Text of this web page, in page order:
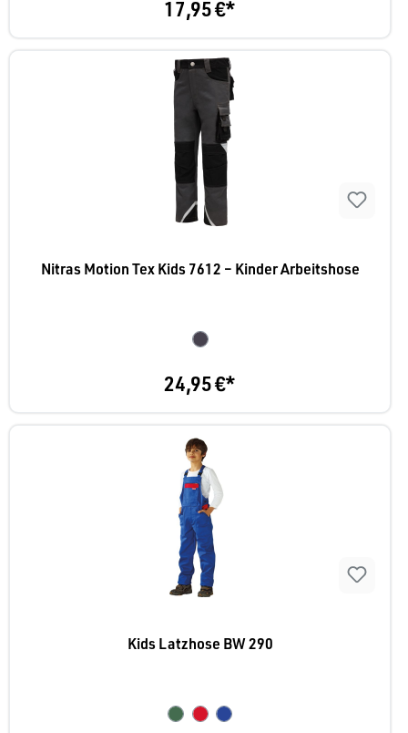
17,95 €*
Nitras Motion Tex Kids 7612 – Kinder Arbeitshose
24,95 €*
Kids Latzhose BW 290